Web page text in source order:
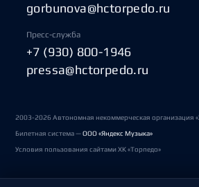
gorbunova@hctorpedo.ru
Пресс-служба
+7 (930) 800-1946
pressa@hctorpedo.ru
2003-2026 Автономная некоммерческая организация
Билетная система —ООО «Яндекс Музыка»
Условия пользования сайтами ХК «Торпедо»